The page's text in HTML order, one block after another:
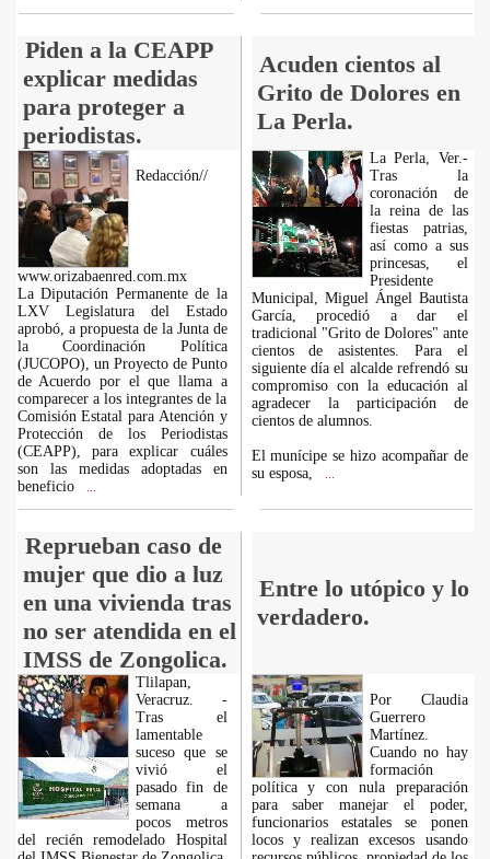
Piden a la CEAPP
explicar medidas
para proteger a
periodistas.
Acuden cientos al
Grito de Dolores en
La Perla.
Redacción//
www.orizabaenred.com.mx
La Diputación Permanente de la
LXV Legislatura del Estado
aprobó, a propuesta de la Junta de
la Coordinación Política
(JUCOPO), un Proyecto de Punto
de Acuerdo por el que llama a
comparecer a los integrantes de la
Comisión Estatal para Atención y
Protección de los Periodistas
(CEAPP), para explicar cuáles
son las medidas adoptadas en
beneficio
La Perla, Ver.-
Tras la
coronación de
la reina de las
fiestas patrias,
así como a sus
princesas, el
Presidente
Municipal, Miguel Ángel Bautista
García, procedió a dar el
tradicional "Grito de Dolores" ante
cientos de asistentes. Para el
siguiente día el alcalde refrendó su
compromiso con la educación al
agradecer la participación de
cientos de alumnos.
El munícipe se hizo acompañar de
su esposa,
Reprueban caso de
mujer que dio a luz
en una vivienda tras
no ser atendida en el
IMSS de Zongolica.
Entre lo utópico y lo
verdadero.
Tlilapan,
Veracruz. -
Tras el
lamentable
suceso que se
vivió el
pasado fin de
semana a
pocos metros
del recién remodelado Hospital
Por Claudia
Guerrero
Martínez.
Cuando no hay
formación
política y con nula preparación
para saber manejar el poder,
funcionarios estatales se ponen
locos y realizan excesos usando